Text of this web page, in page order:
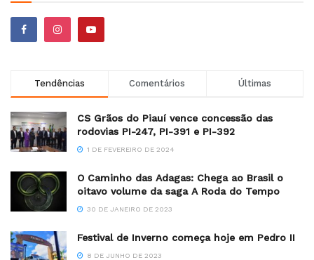
Tendências Comentários Últimas
CS Grãos do Piauí vence concessão das
rodovias PI-247, PI-391 e PI-392
1 DE FEVEREIRO DE 2024
O Caminho das Adagas: Chega ao Brasil o
oitavo volume da saga A Roda do Tempo
30 DE JANEIRO DE 2023
Festival de Inverno começa hoje em Pedro II
8 DE JUNHO DE 2023